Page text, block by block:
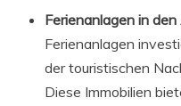
Ferienanlagen in
Ferienanlagen
der touristischen
Diese Immobilien